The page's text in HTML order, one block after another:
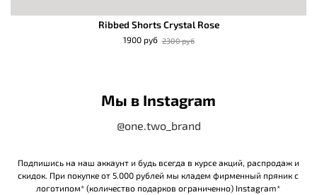
Ribbed Shorts Crystal Rose
1900 руб 2300 руб
Мы в Instagram
@one.two_brand
Подпишись на наш аккаунт и будь всегда в курсе акций, распродаж и
скидок. При покупке от 5.000 рублей мы кладем фирменный пряник с
логотипом* (количество подарков ограниченно) Instagram*